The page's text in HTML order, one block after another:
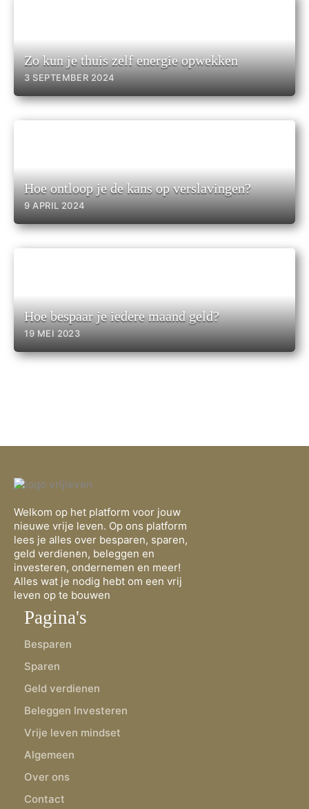
Zo kun je thuis zelf energie opwekken
3 SEPTEMBER 2024
Hoe ontloop je de kans op verslavingen?
9 APRIL 2024
Hoe bespaar je iedere maand geld?
19 MEI 2023
Welkom op het platform voor jouw
nieuwe vrije leven. Op ons platform
lees je alles over besparen, sparen,
geld verdienen, beleggen en
investeren, ondernemen en meer!
Alles wat je nodig hebt om een vrij
leven op te bouwen
Pagina's
Besparen
Sparen
Geld verdienen
Beleggen Investeren
Vrije leven mindset
Algemeen
Over ons
Contact